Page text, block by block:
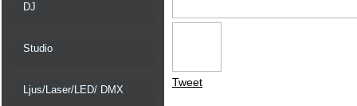
DJ
Studio
Ljus/Laser/LED/ DMX
Tweet